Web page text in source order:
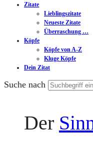
Zitate
Lieblingszitate
Neueste Zitate
Überraschung …
Köpfe
Köpfe von A-Z
Kluge Köpfe
Dein Zitat
Suche nach
Der